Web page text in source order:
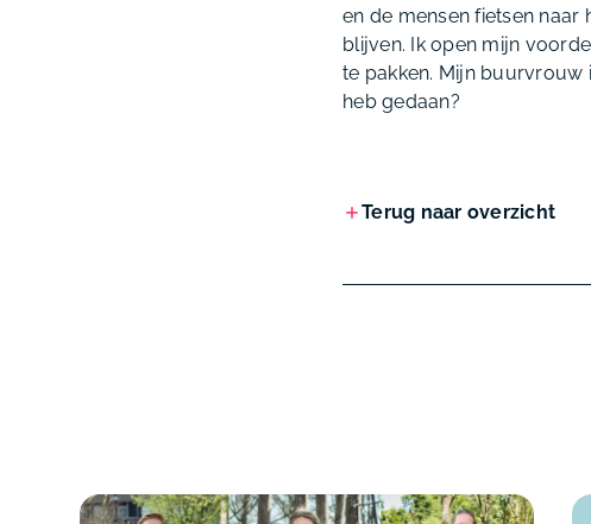
en de mensen fietsen
blijven. Ik open mijn
te pakken. Mijn buurvrouw
heb gedaan?
Terug naar overzicht